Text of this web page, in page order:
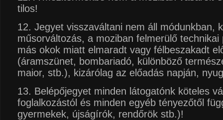
tilos!
12. Jegyet visszaváltani nem áll módunkban,
műsorváltozás, a moziban felmerülő technikai
más okok miatt elmaradt vagy félbeszakadt
(áramszünet, bombariadó, különböző
maior, stb.), kizárólag az előadás napján,
13. Belépőjegyet minden látogatónk köteles
foglalkozástól és minden egyéb tényezőtől
gyermekek, újságírók, rendőrök stb.)!